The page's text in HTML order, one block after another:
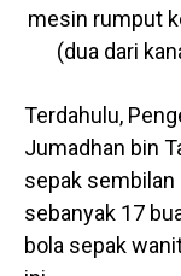
mesin rumput
(dua dari
Terdahulu,
Jumadhan bin
sepak sembilan
sebanyak 17
bola sepak